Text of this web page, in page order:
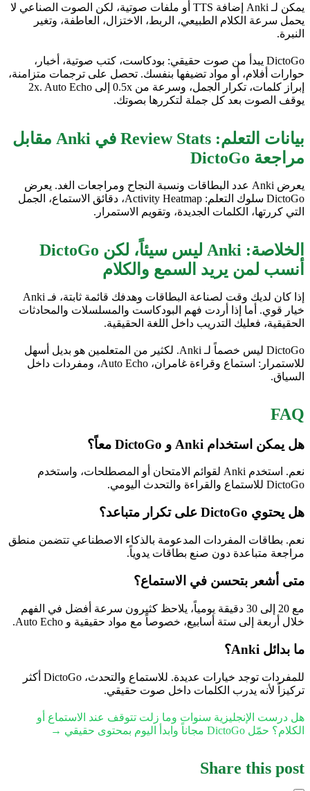
يمكن لـ Anki إضافة TTS أو ملفات صوتية، لكن الصوت الصناعي لا
يحمل سرعة الكلام الطبيعي، الربط، الاختزال، العاطفة، وتغير
النبرة.
DictoGo يبدأ من صوت حقيقي: بودكاست، كتب صوتية، أخبار،
حوارات أفلام، أو مواد تضيفها بنفسك. تحصل على ترجمات متزامنة،
إبراز كلمات، تكرار الجمل، وسرعة من 0.5x إلى 2x. Auto Echo
يوقف الصوت بعد كل جملة لتكررها بصوتك.
بيانات التعلم: Review Stats في Anki مقابل
مراجعة DictoGo
يعرض Anki عدد البطاقات ونسبة النجاح ومراجعات الغد. يعرض
DictoGo سلوك التعلم: Activity Heatmap، دقائق الاستماع، الجمل
التي كررتها، الكلمات الجديدة، وتقويم الاستمرار.
الخلاصة: Anki ليس سيئاً، لكن DictoGo
أنسب لمن يريد السمع والكلام
إذا كان لديك وقت لصناعة البطاقات وهدفك قائمة ثابتة، فـ Anki
خيار قوي. أما إذا أردت فهم البودكاست والمسلسلات والمحادثات
الحقيقية، فعليك التدريب داخل اللغة الحقيقية.
DictoGo ليس خصماً لـ Anki. لكثير من المتعلمين هو بديل أسهل
للاستمرار: استماع وقراءة غامران، Auto Echo، ومفردات داخل
السياق.
FAQ
هل يمكن استخدام Anki و DictoGo معاً؟
نعم. استخدم Anki لقوائم الامتحان أو المصطلحات، واستخدم
DictoGo للاستماع والقراءة والتحدث اليومي.
هل يحتوي DictoGo على تكرار متباعد؟
نعم. بطاقات المفردات المدعومة بالذكاء الاصطناعي تتضمن منطق
مراجعة متباعدة دون صنع بطاقات يدوياً.
متى أشعر بتحسن في الاستماع؟
مع 20 إلى 30 دقيقة يومياً، يلاحظ كثيرون سرعة أفضل في الفهم
خلال أربعة إلى ستة أسابيع، خصوصاً مع مواد حقيقية و Auto Echo.
ما بدائل Anki؟
للمفردات توجد خيارات عديدة. للاستماع والتحدث، DictoGo أكثر
تركيزاً لأنه يدرب الكلمات داخل صوت حقيقي.
هل درست الإنجليزية سنوات وما زلت تتوقف عند الاستماع أو
الكلام؟ حمّل DictoGo مجاناً وابدأ اليوم بمحتوى حقيقي →
Share this post